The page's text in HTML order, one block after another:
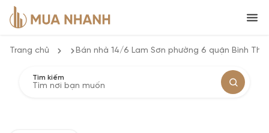
Trang chủ Bán nhà 14/6 Lam Sơn phường 6 quận Bình
Tìm kiếm